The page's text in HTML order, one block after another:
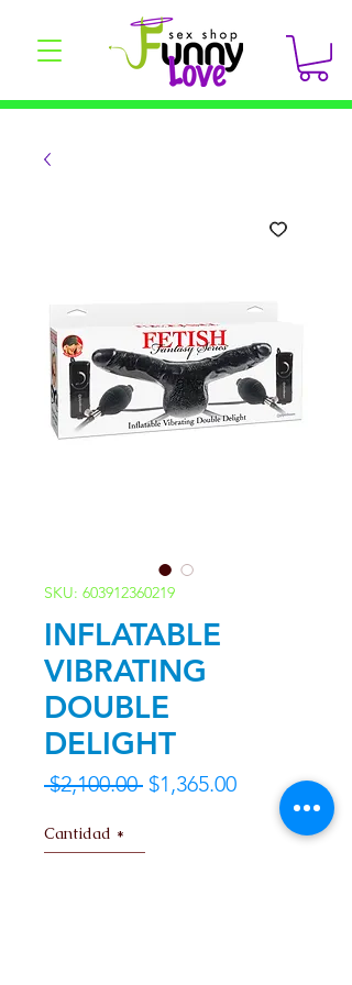
SKU: 603912360219
INFLATABLE
VIBRATING
DOUBLE
DELIGHT
$2,100.00 Precio
$1,365.00Precio
oferta
Cantidad *